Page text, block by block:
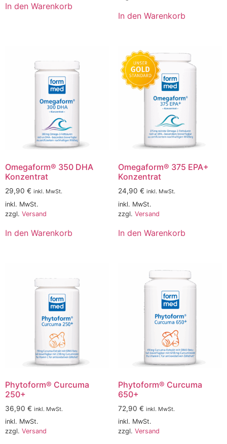
In den Warenkorb
In den Warenkorb
Omegaform® 350 DHA
Konzentrat
29,90 € inkl. MwSt.
inkl. MwSt.
zzgl. Versand
In den Warenkorb
Omegaform® 375 EPA+
Konzentrat
24,90 € inkl. MwSt.
inkl. MwSt.
zzgl. Versand
In den Warenkorb
Phytoform® Curcuma
250+
36,90 € inkl. MwSt.
inkl. MwSt.
zzgl. Versand
Phytoform® Curcuma
650+
72,90 € inkl. MwSt.
inkl. MwSt.
zzgl. Versand